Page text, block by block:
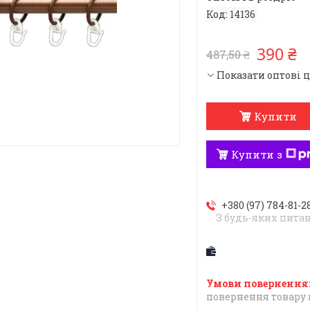
Код: 14136
487,50 ₴ 390 ₴
Показати оптові
Купити
Купити з
+380 (97) 784-81-
З будь-яких
повернення